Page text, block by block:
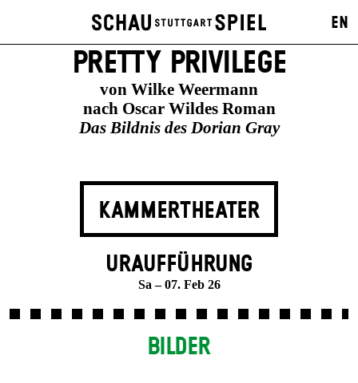
EN
PRETTY PRIVILEGE
von Wilke Weermann
nach Oscar Wildes Roman
Das Bildnis des Dorian Gray
KAMMERTHEATER
URAUFFÜHRUNG
Sa – 07. Feb 26
BILDER